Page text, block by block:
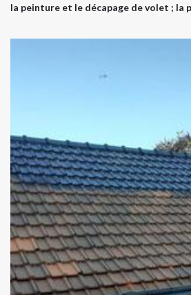
la peinture et le décapage de volet ; la